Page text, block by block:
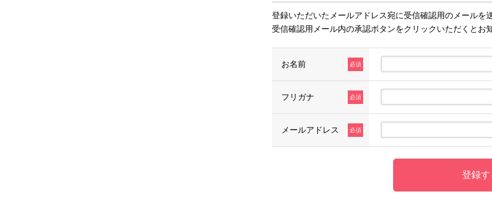
登録いただいたメールアドレス宛に受信確認用のメールを
受信確認用メール内の承認ボタンをクリックいただくとお
お名前
フリガナ
メールアドレス